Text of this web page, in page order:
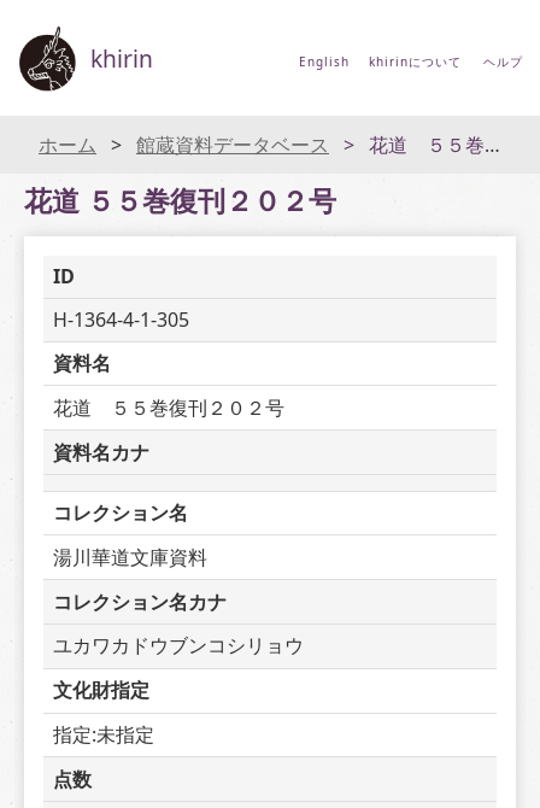
khirin English khirinについて ヘルプ
ホーム 館蔵資料データベース 花道 ５５巻復刊２０２号
花道 ５５巻復刊２０２号
ID
H-1364-4-1-305
資料名
花道　５５巻復刊２０２号
資料名カナ
コレクション名
湯川華道文庫資料
コレクション名カナ
ユカワカドウブンコシリョウ
文化財指定
指定:未指定
点数